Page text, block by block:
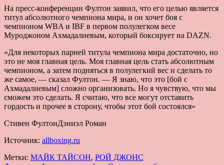
На пресс-конференции Фултон заявил, что его целью является
титул абсолютного чемпиона мира, и он хочет боя с
чемпионом WBA и IBF в первом полулегком весе
Муроджоном Ахмадалиевым, который боксирует на DAZN.
«Для некоторых парней титула чемпиона мира достаточно, но
это не моя главная цель. Моя главная цель стать абсолютным
чемпионом, а затем подняться в полулегкий вес и сделать то
же самое, — сказал Фултон. — Я знаю, что это [бой с
Ахмадалиевым] сложно организовать. Но я чувствую, что мы
сможем это сделать. Я считаю, что все могут отставить
гордость и прочее в сторону, чтобы этот бой состоялся»
Стивен ФултонДэниэл Роман
Источник: allboxing.ru
Метки: МАЙК ТАЙСОН, РОЙ ДЖОНС